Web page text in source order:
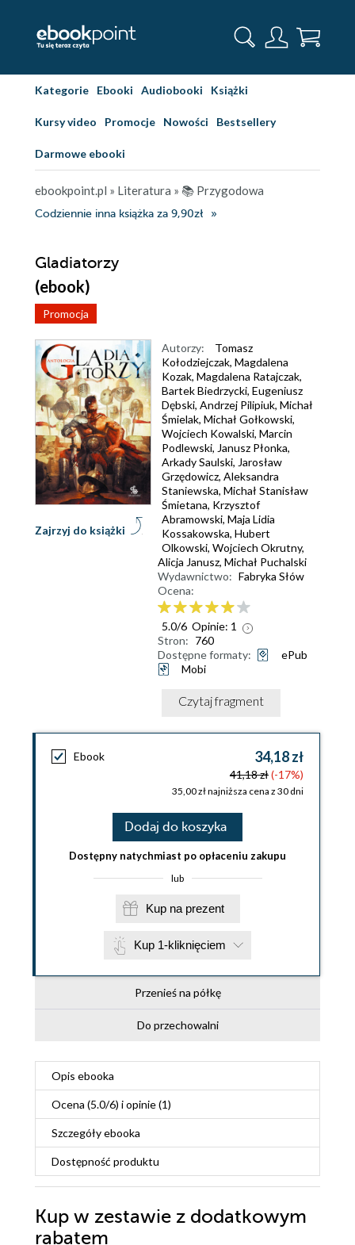
Kategorie Ebooki Audiobooki Książki
Kursy video Promocje Nowości Bestsellery
Darmowe ebooki
ebookpoint.pl » Literatura » 📚 Przygodowa
Codziennie inna książka za 9,90zł
Gladiatorzy
(ebook)
Promocja
Zajrzyj do książki
Autorzy:
Tomasz
Kołodziejczak, Magdalena
Kozak, Magdalena Ratajczak,
Bartek Biedrzycki, Eugeniusz
Dębski, Andrzej Pilipiuk, Michał
Śmielak, Michał Gołkowski,
Wojciech Kowalski, Marcin
Podlewski, Janusz Płonka,
Arkady Saulski, Jarosław
Grzędowicz, Aleksandra
Staniewska, Michał Stanisław
Śmietana, Krzysztof
Abramowski, Maja Lidia
Kossakowska, Hubert
Olkowski, Wojciech Okrutny,
Alicja Janusz, Michał Puchalski
Wydawnictwo: Fabryka Słów
Ocena:
5.0/6 Opinie: 1
Stron: 760
Dostępne formaty:
ePub
Mobi
Czytaj fragment
Ebook 34,18 zł
41,18 zł(-17%)
35,00 zł najniższa cena z 30 dni
Dodaj do koszyka
Dostępny natychmiast po opłaceniu zakupu
lub
Kup na prezent
Kup 1-kliknięciem
Przenieś na półkę
Do przechowalni
Opis ebooka
Ocena (5.0/6) i opinie (1)
Szczegółyebooka
Dostępność produktu
Kup w zestawie z dodatkowym
rabatem